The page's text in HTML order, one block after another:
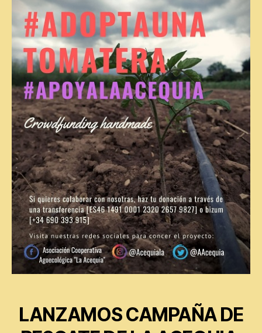
LANZAMOS CAMPAÑA DE